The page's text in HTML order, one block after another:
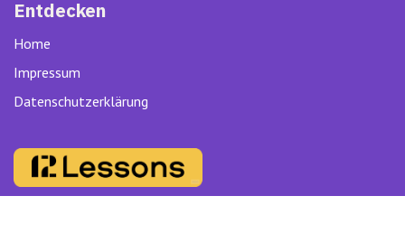
Entdecken
Home
Impressum
Datenschutzerklärung